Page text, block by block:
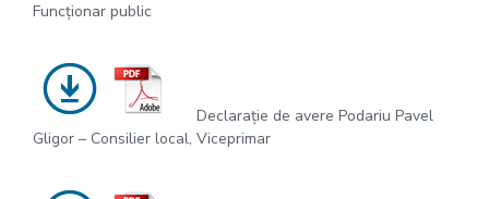
Funcționar public
Declarație de avere Podariu Pavel
Gligor – Consilier local, Viceprimar